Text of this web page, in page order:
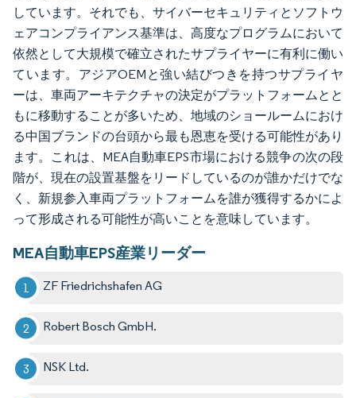
しています。それでも、サイバーセキュリティとソフトウ
ェアコンプライアンス基準は、高度なプログラムにおいて
依然として大規模で確立されたサプライヤーに有利に働い
ています。アジアOEMと強い結びつきを持つサプライヤ
ーは、車両アーキテクチャの決定がプラットフォームとと
もに移動することが多いため、地域のショールームにおけ
る中国ブランドの台頭から最も恩恵を受ける可能性があり
ます。これは、MEA自動車EPS市場における競争の次の段
階が、現在の設置基盤をリードしているのが誰かだけでな
く、新規参入車両プラットフォームを誰が獲得するかによ
って形成される可能性が高いことを意味しています。
MEA自動車EPS産業リーダー
ZF Friedrichshafen AG
Robert Bosch GmbH.
NSK Ltd.